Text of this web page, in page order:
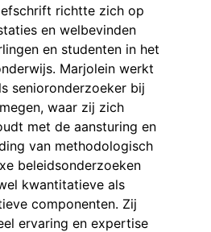
richtte zich op
en welbevinden
en studenten in het
Marjolein werkt
senioronderzoeker bij
waar zij zich
met de aansturing en
van methodologisch
beleidsonderzoeken
kwantitatieve als
componenten. Zij
ervaring en expertise